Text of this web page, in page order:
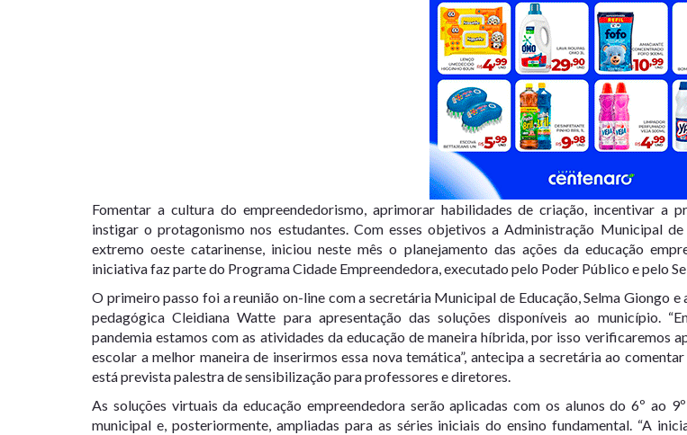
Fomentar a cultura do empreendedorismo, aprimorar habilidades de criação, incentivar a
instigar o protagonismo nos estudantes. Com esses objetivos a Administração Municipal de
extremo oeste catarinense, iniciou neste mês o planejamento das ações da educação
iniciativa faz parte do Programa Cidade Empreendedora, executado pelo Poder Público e pelo
O primeiro passo foi a reunião on-line com a secretária Municipal de Educação, Selma Giongo e
pedagógica Cleidiana Watte para apresentação das soluções disponíveis ao município.
pandemia estamos com as atividades da educação de maneira híbrida, por isso verificaremos
escolar a melhor maneira de inserirmos essa nova temática”, antecipa a secretária ao
está prevista palestra de sensibilização para professores e diretores.
As soluções virtuais da educação empreendedora serão aplicadas com os alunos do 6º ao
municipal e, posteriormente, ampliadas para as séries iniciais do ensino fundamental. “A